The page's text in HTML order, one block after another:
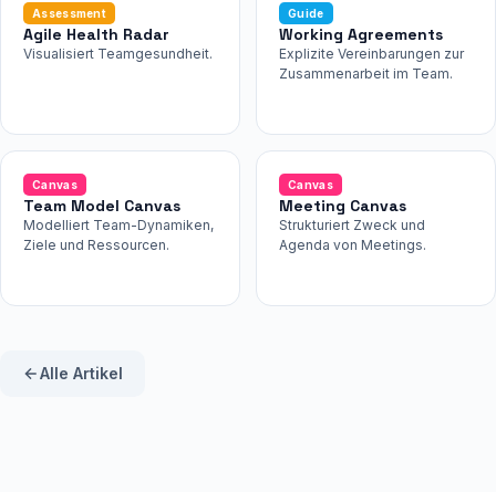
Assessment
Agile Health Radar
Visualisiert Teamgesundheit.
Guide
Working Agreements
Explizite Vereinbarungen zur
Zusammenarbeit im Team.
Canvas
Team Model Canvas
Modelliert Team-Dynamiken,
Ziele und Ressourcen.
Canvas
Meeting Canvas
Strukturiert Zweck und
Agenda von Meetings.
Alle Artikel